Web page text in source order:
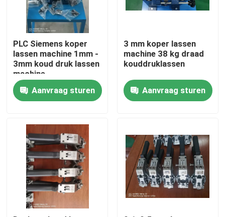
Over ons
Fabriekstocht
Kwaliteitscontrole
Vraag een offerte
Cable Extruder Machine
Draadtrekkers
PLC Siemens koper
lassen machine 1mm -
3mm koud druk lassen
machine
Aanvraag sturen
3 mm koper lassen
machine 38 kg draad
kouddruklassen
Aanvraag sturen